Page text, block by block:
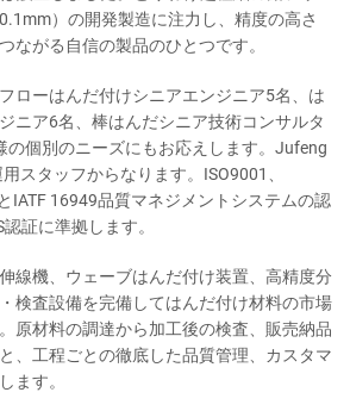
）の開発製造に注力し、精度の高さ
ながる自信の製品のひとつです。
ローはんだ付けシニアエンジニア5名、は
ニア6名、棒はんだシニア技術コンサルタ
の個別のニーズにもお応えします。Jufeng
スタッフからなります。ISO9001、
IATF 16949品質マネジメントシステムの認
証に準拠します。
線機、ウェーブはんだ付け装置、高精度分
検査設備を完備してはんだ付け材料の市場
原材料の調達から加工後の検査、販売納品
、工程ごとの徹底した品質管理、カスタマ
ます。